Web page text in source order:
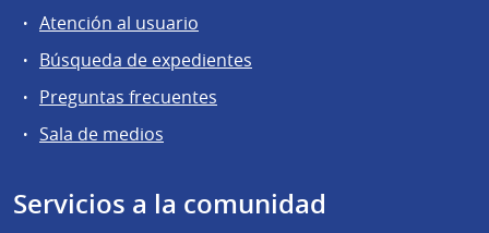
Atención al usuario
Búsqueda de expedientes
Preguntas frecuentes
Sala de medios
Servicios a la comunidad